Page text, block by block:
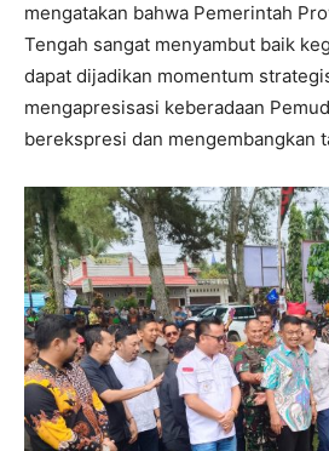
mengatakan bahwa Pemerintah
Tengah sangat menyambut baik
dapat dijadikan momentum
mengapresisasi keberadaan
berekspresi dan mengembangkan